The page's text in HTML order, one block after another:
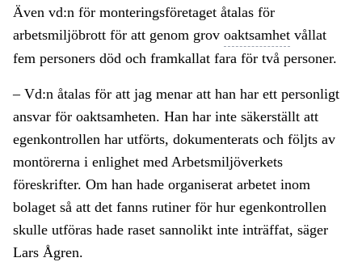
Även vd:n för monteringsföretaget åtalas för
arbetsmiljöbrott för att genom grov oaktsamhet vållat
fem personers död och framkallat fara för två personer.
– Vd:n åtalas för att jag menar att han har ett personligt
ansvar för oaktsamheten. Han har inte säkerställt att
egenkontrollen har utförts, dokumenterats och följts av
montörerna i enlighet med Arbetsmiljöverkets
föreskrifter. Om han hade organiserat arbetet inom
bolaget så att det fanns rutiner för hur egenkontrollen
skulle utföras hade raset sannolikt inte inträffat, säger
Lars Ågren.